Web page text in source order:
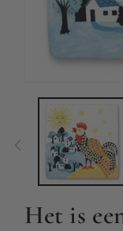
openen
modaal
Het is